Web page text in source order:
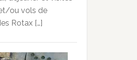
ou vols de
Rotax […]